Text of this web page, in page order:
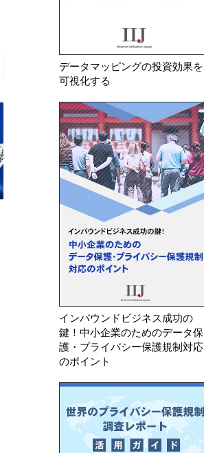
2026年 6月 16日
FTC 学生の個人情報に関するセ
キュリティ措置の不備等で教育用
ソフトウェア等提供事業…
データマッピングの投資効果を
可視化する
インバウンドビジネス成功の
鍵！中小企業のためのデータ保
護・プライバシー保護規制対応
のポイント